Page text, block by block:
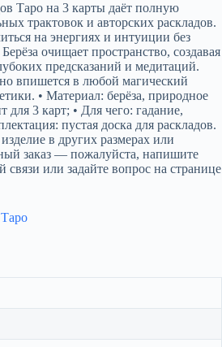
Таро на 3 карты даёт полную
трактовок и авторских раскладов.
на энергиях и интуиции без
очищает пространство, создавая
предсказаний и медитаций.
впишется в любой магический
• Материал: берёза, природное
для 3 карт; • Для чего: гадание,
пустая доска для раскладов.
в других размерах или
заказ — пожалуйста, напишите
связи или задайте вопрос на странице